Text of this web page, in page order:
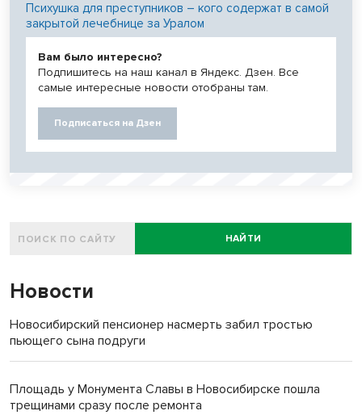
Психушка для преступников – кого содержат в самой
закрытой лечебнице за Уралом
Вам было интересно?
Подпишитесь на наш канал в Яндекс. Дзен. Все
самые интересные новости отобраны там.
Подписаться на Дзен
НАЙТИ
Новости
Новосибирский пенсионер насмерть забил тростью
пьющего сына подруги
Площадь у Монумента Славы в Новосибирске пошла
трещинами сразу после ремонта